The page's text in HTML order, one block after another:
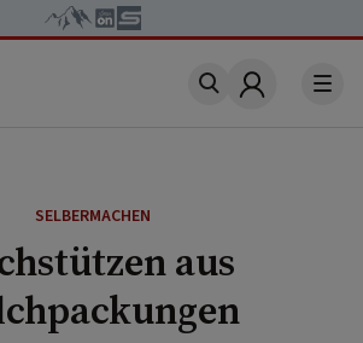
Account
SELBERMACHEN
aus